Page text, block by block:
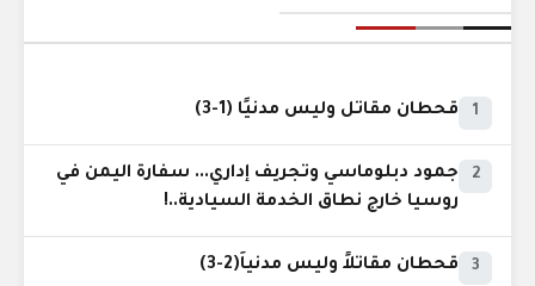
1 قحطان مقاتل وليس مدنيًا (1-3)
2
جمود دبلوماسي وتجريف إداري... سفارة اليمن في
روسيا خارج نطاق الخدمة السيادية..!
3 قحطان مقاتلاً وليس مدنياً(2-3)